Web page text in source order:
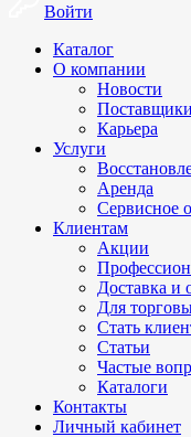
Войти
Каталог
О компании
Новости
Карьера
Услуги
Аренда
Сервисное
Клиентам
Акции
Доставка и
Для
Стать
Статьи
Частые
Каталоги
Контакты
Личный кабинет